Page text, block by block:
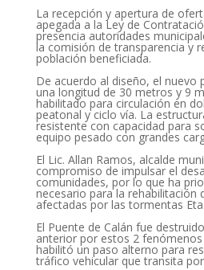
La recepción y apertura de
apegada a la Ley de
presencia autoridades
la comisión de transparencia y
población beneficiada.
De acuerdo al diseño, el nuevo
una longitud de 30 metros y 9
habilitado para circulación en
peatonal y ciclo vía. La
resistente con capacidad para
equipo pesado con grandes
El Lic. Allan Ramos, alcalde
compromiso de impulsar el
comunidades, por lo que ha
necesario para la rehabilitación
afectadas por las tormentas
El Puente de Calán fue
anterior por estos 2
habilitó un paso alterno para
tráfico vehicular que transita